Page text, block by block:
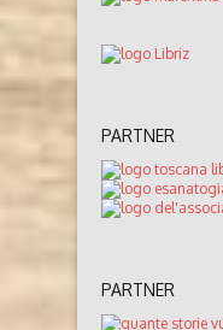
PARTNER
PARTNER